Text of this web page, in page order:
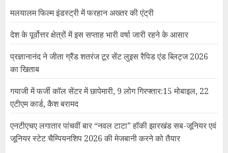
मलयालम फिल्म इंडस्ट्री में फरहान अख्तर की एंट्री
देश के पूर्वोत्तर क्षेत्रों में इस सप्ताह भारी वर्षा जारी रहने के आसार
प्रज्ञानानंद ने जीता ग्रैंड शतरंज टूर सेंट लुइस रैपिड एंड ब्लिट्ज 2026
का खिताब
गयाजी में फर्जी कॉल सेंटर में छापेमारी, 9 लोग गिरफ्तार:15 मोबाइल, 22
एटीएम कार्ड, कैश बरामद
एनटीएचए लगातार पांचवीं बार “नवल टाटा” हॉकी झारखंड सब-जूनियर एवं
जूनियर स्टेट चैम्पियनशिप 2026 की मेजबानी करने को तैयार